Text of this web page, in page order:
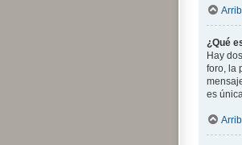
¿Qué
Hay
foro, la
es